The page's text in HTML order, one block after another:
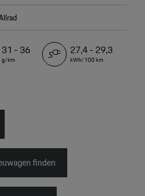
31 - 36
g/km
27,4 - 29,3
kWh/100 km
finden